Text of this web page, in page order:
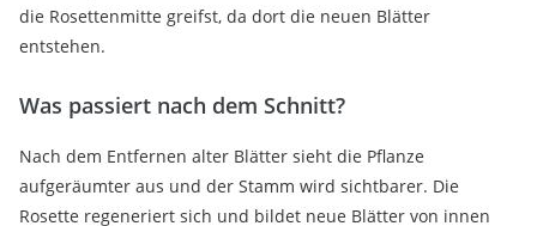
die Rosettenmitte greifst, da dort die neuen Blätter
entstehen.
Was passiert nach dem Schnitt?
Nach dem Entfernen alter Blätter sieht die Pflanze
aufgeräumter aus und der Stamm wird sichtbarer. Die
Rosette regeneriert sich und bildet neue Blätter von innen